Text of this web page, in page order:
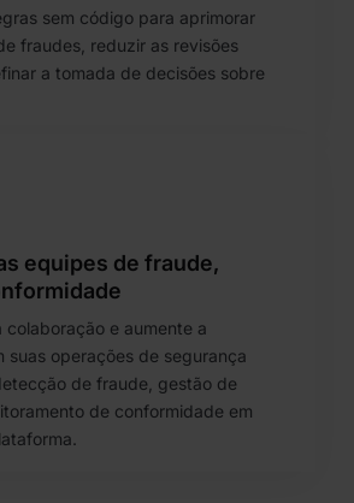
sem código para aprimorar
fraudes, reduzir as revisões
a tomada de decisões sobre
equipes de fraude,
colaboração e aumente a
suas operações de segurança
de fraude, gestão de
de conformidade em